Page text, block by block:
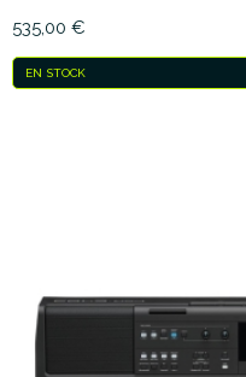
535,00 €
EN STOCK